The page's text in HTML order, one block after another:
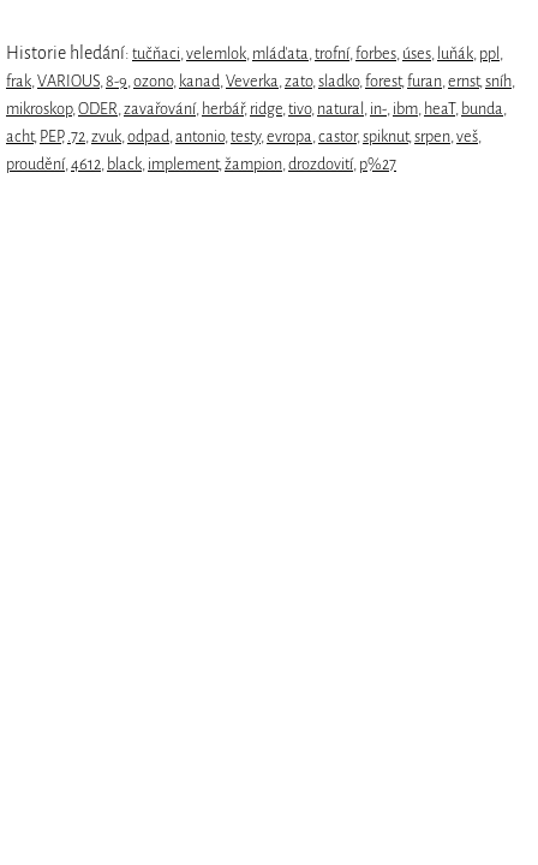
Historie hledání: tučňaci,velemlok, mláďata,trofní,forbes, úses, luňák, ppl ,
frak,VARIOUS,8-9,ozono, kanad,Veverka,zato,sladko,forest,furan,ernst,sníh,
mikroskop,ODER,zavařování, herbář, ridge,tivo, natural , in-, ibm, heaT, bunda,
acht, PEP, .72,zvuk,odpad,antonio,testy,evropa,castor,spiknut,srpen,veš,
proudění,4612, black, implement,žampion,drozdovití, p%27